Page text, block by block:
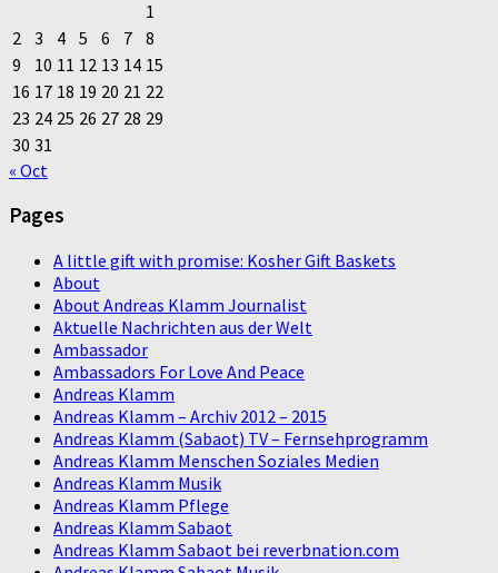
1
2 3 4 5 6 7 8
9
10 11 12 13 14 15
16 17 18 19 20 21 22
23 24 25 26 27 28 29
30 31
« Oct
Pages
A little gift with promise: Kosher Gift Baskets
About
About Andreas Klamm Journalist
Aktuelle Nachrichten aus der Welt
Ambassador
Ambassadors For Love And Peace
Andreas Klamm
Andreas Klamm – Archiv 2012 – 2015
Andreas Klamm (Sabaot) TV – Fernsehprogramm
Andreas Klamm Menschen Soziales Medien
Andreas Klamm Musik
Andreas Klamm Pflege
Andreas Klamm Sabaot
Andreas Klamm Sabaot bei reverbnation.com